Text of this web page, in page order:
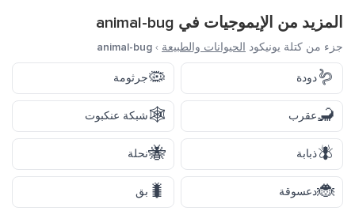
المزيد من الإيموجيات في animal-bug
جزء من كتلة يونيكود الحيوانات والطبيعة ›
animal-bug
🪱دودة 🦠جرثومة
🦂عقرب 🕸️شبكة عنكبوت
🪰ذبابة 🐝نحلة
🐞دعسوقة 🐛 بق